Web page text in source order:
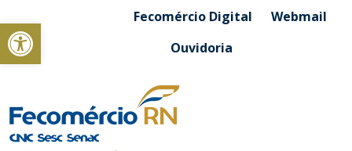
Abrir a barra de ferramentasFecomércio Digital
Webmail
Ouvidoria